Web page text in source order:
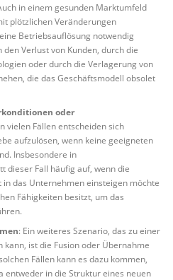
in einem gesunden Marktumfeld
plötzlichen Veränderungen
Betriebsauflösung notwendig
Verlust von Kunden, durch die
oder durch die Verlagerung von
die das Geschäftsmodell obsolet
oder
vielen Fällen entscheiden sich
aufzulösen, wenn keine geeigneten
Insbesondere in
dieser Fall häufig auf, wenn die
das Unternehmen einsteigen möchte
Fähigkeiten besitzt, um das
: Ein weiteres Szenario, das zu einer
ist die Fusion oder Übernahme
Fällen kann es dazu kommen,
entweder in die Struktur eines neuen